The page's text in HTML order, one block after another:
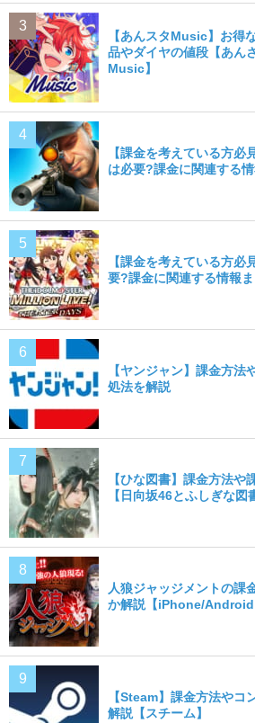
【あんスタMusic】お得
品やダイヤの値段【あん
Music】
【課金を考えている方
は必要?課金に関連する
【課金を考えている方
要?課金に関連する情報
【ヤンジャン】課金方法
処法を解説
【ひな図書】課金方法や
【日向坂46とふしぎな図
人狼ジャッジメントの課
か解説【iPhone/Android
【Steam】課金方法やコ
解説【スチーム】